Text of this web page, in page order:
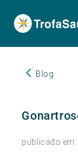
Blog
publicado em